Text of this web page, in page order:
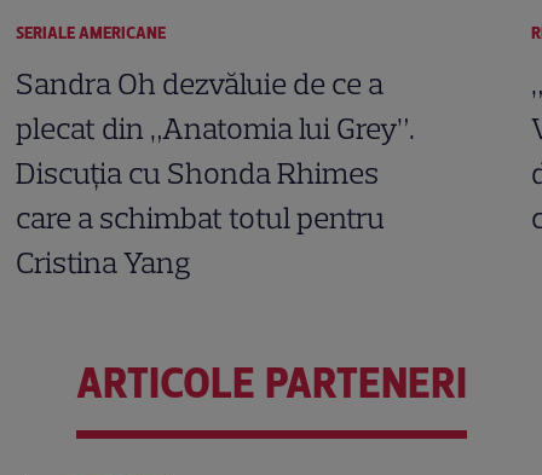
SERIALE AMERICANE
Sandra Oh dezvăluie de ce a
plecat din „Anatomia lui Grey”.
Discuția cu Shonda Rhimes
care a schimbat totul pentru
Cristina Yang
ARTICOLE PARTENERI